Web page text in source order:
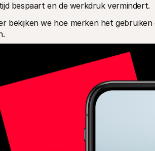
bespaart en de werkdruk vermindert.
bekijken we hoe merken het